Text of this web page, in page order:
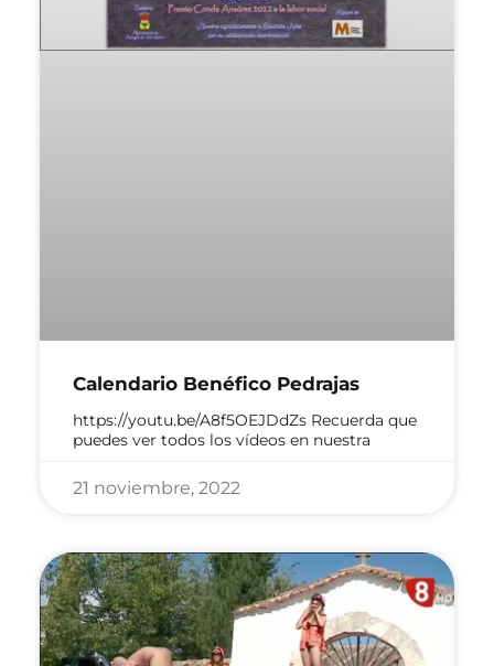
Calendario Benéfico Pedrajas
https://youtu.be/A8f5OEJDdZs Recuerda que
puedes ver todos los vídeos en nuestra
21 noviembre, 2022